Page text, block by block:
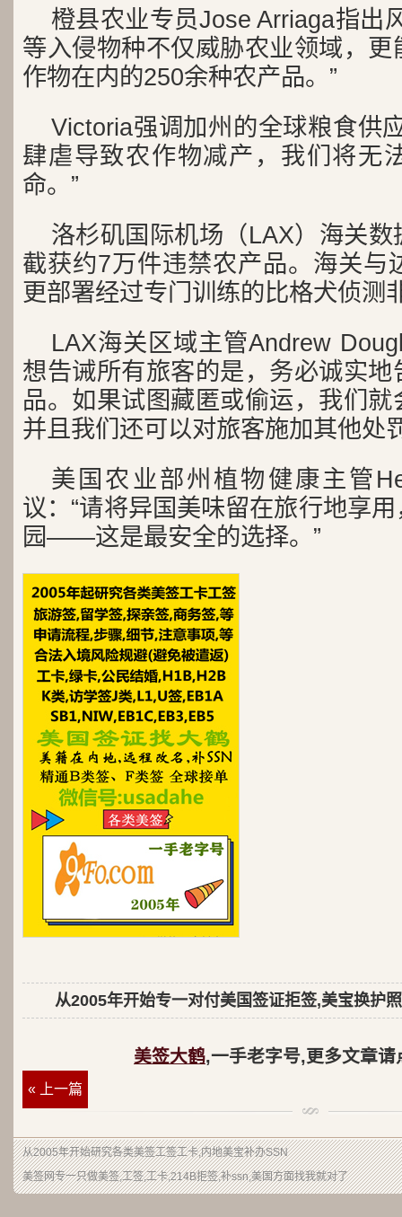
橙县农业专员Jose Arriaga指出
等入侵物种不仅威胁农业领域，
作物在内的250余种农产品。”
Victoria强调加州的全球粮食供
肆虐导致农作物减产，我们将无
命。”
洛杉矶国际机场（LAX）海关
截获约7万件违禁农产品。海关与
更部署经过专门训练的比格犬侦测
LAX海关区域主管Andrew
想告诫所有旅客的是，务必诚实
品。如果试图藏匿或偷运，我们
并且我们还可以对旅客施加其他处
美国农业部州植物健康主管
议：“请将异国美味留在旅行地享
园——这是最安全的选择。”
从2005年开始专一对付美国签证拒签,美宝换护
美签大鹤,一手老字号,更多文章请
« 上一篇
从2005年开始研究各类美签工签工卡,内地美宝补办SSN
美签网专一只做美签,工签,工卡,214B拒签,补ssn,美国方面找我就对了